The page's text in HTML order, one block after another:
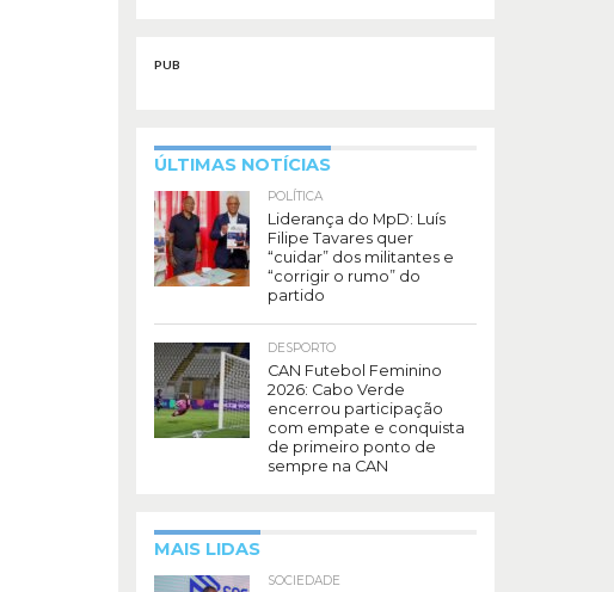
PUB
ÚLTIMAS NOTÍCIAS
POLÍTICA
Liderança do MpD: Luís
Filipe Tavares quer
“cuidar” dos militantes e
“corrigir o rumo” do
partido
DESPORTO
CAN Futebol Feminino
2026: Cabo Verde
encerrou participação
com empate e conquista
de primeiro ponto de
sempre na CAN
MAIS LIDAS
SOCIEDADE